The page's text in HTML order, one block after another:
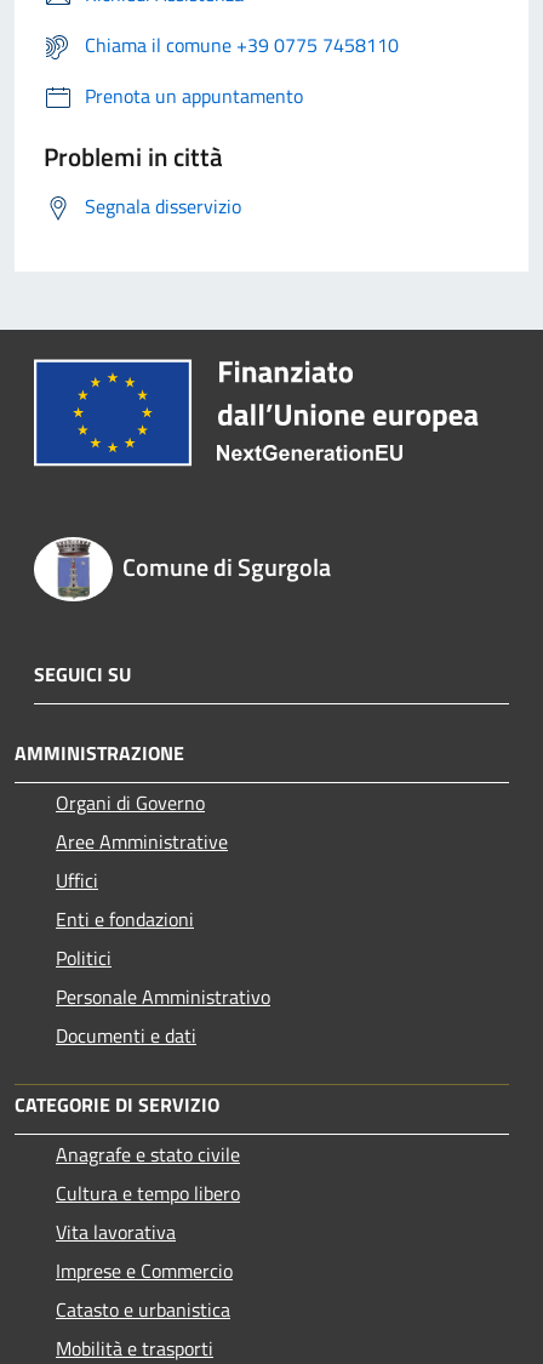
Chiama il comune +39 0775 7458110
Prenota un appuntamento
Problemi in città
Segnala disservizio
Comune di Sgurgola
SEGUICI SU
AMMINISTRAZIONE
Organi di Governo
Aree Amministrative
Uffici
Enti e fondazioni
Politici
Personale Amministrativo
Documenti e dati
CATEGORIE DI SERVIZIO
Anagrafe e stato civile
Cultura e tempo libero
Vita lavorativa
Imprese e Commercio
Catasto e urbanistica
Mobilità e trasporti